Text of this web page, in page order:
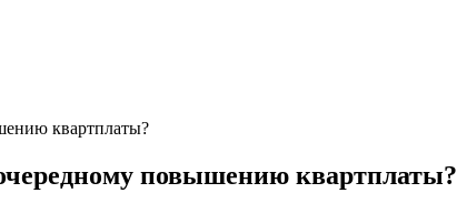
квартплаты?
повышению квартплаты?